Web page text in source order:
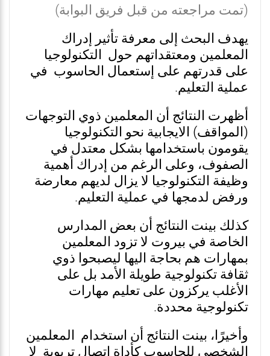
(تمت مراجعته من قبل فريق البوابة)
يهدف البحث إلى معرفة تأثير إدراك
المعلمين ومعتقداتهم حول التكنولوجيا
على قدرتهم على إستعمال الحاسوب في
عملية التعليم.
أظهرت النتائج أن المعلمين ذوي التوجهات
(المواقف) الايجابية نحو التكنولوجيا
يقومون باستخدامها بشكل معتدل في
الصفوف، وعلى الرغم من إدراك أهمية
وظيفة التكنولوجيا لا يزال لديهم معارضة
ورفض لدمجها في عملية التعليم.
كذلك بينت النتائج أن بعض المدارس
الخاصة في بيروت لا تزود المعلمين
بمهارات هم بحاجة اليها ليصبحوا ذوي
ثقافة تكنولوجية طويلة الأمد بل على
الأغلب يركزون على تعليم مهارات
تكنولوجية محددة.
وأخيرًا، بينت النتائج أن استخدام المعلمين
الشخصي للحاسوب كأداة اتصال تربوية لا